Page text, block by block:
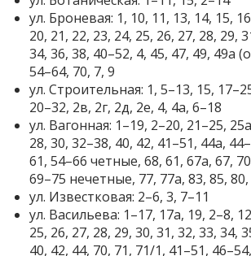
ул. Броневая: 1, 10, 11, 13, 14, 15,
20, 21, 22, 23, 24, 25, 26, 27, 28, 29,
34, 36, 38, 40–52, 4, 45, 47, 49, 49а
54–64, 70, 7, 9
ул. Строительная: 1, 5–13, 15,
20–32, 2в, 2г, 2д, 2е, 4, 4а, 6–18
ул. Вагонная: 1–19, 2–20, 21–25,
28, 30, 32–38, 40, 42, 41–51, 44а,
61, 54–66 четные, 68, 61, 67а, 67,
69–75 нечетные, 77, 77а, 83, 85,
ул. Известковая: 2–6, 3, 7–11
ул. Васильева: 1–17, 17а, 19, 2–8,
25, 26, 27, 28, 29, 30, 31, 32, 33, 34,
40, 42, 44, 70, 71, 71/1, 41–51,